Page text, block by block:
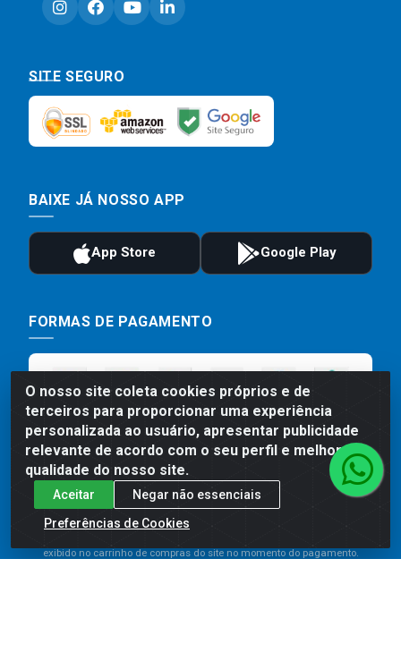
O nosso site coleta cookies próprios e de
terceiros para proporcionar uma experiência
personalizada ao usuário, apresentar publicidade
relevante de acordo com o seu perfil e melhorar a
qualidade do nosso site.
Aceitar
Negar não essenciais
Preferências de Cookies
SITE SEGURO
BAIXE JÁ NOSSO APP
FORMAS DE PAGAMENTO
Preços, promoções, condições de pagamento e frete são válidos
para compras realizadas exclusivamente pelo site. Caso haja
exibido no carrinho de compras do site no momento do pagamento.